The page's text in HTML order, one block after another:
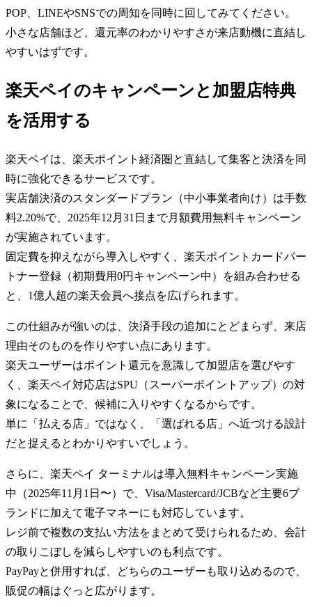
POP、LINEやSNSでの周知を同時に回してみてください。
小さな店舗ほど、還元率のわかりやすさが来店動機に直結し
やすいはずです。
楽天ペイのキャンペーンと加盟店特典
を活用する
楽天ペイは、楽天ポイント経済圏と直結して集客と決済を同
時に強化できるサービスです。
実店舗決済のスタンダードプラン（中小事業者向け）は手数
料2.20%で、2025年12月31日まで月額費用無料キャンペーン
が実施されています。
固定費を抑えながら導入しやすく、楽天ポイントカードパー
トナー登録（初期費用0円キャンペーン中）を組み合わせる
と、1億人超の楽天会員へ接点を広げられます。
この仕組みが強いのは、決済手段の追加にとどまらず、来店
理由そのものを作りやすい点にあります。
楽天ユーザーはポイント還元を意識して加盟店を選びやす
く、楽天ペイ対応店はSPU（スーパーポイントアップ）の対
象になることで、候補に入りやすくなるからです。
単に「払える店」ではなく、「選ばれる店」へ近づける設計
だと捉えるとわかりやすいでしょう。
さらに、楽天ペイ ターミナルは導入無料キャンペーン実施
中（2025年11月1日〜）で、Visa/Mastercard/JCBなど主要6ブ
ランドに加えて電子マネーにも対応しています。
レジ前で複数の支払い方法をまとめて受けられるため、会計
の取りこぼしを減らしやすいのも利点です。
PayPayと併用すれば、どちらのユーザーも取り込めるので、
販促の幅はぐっと広がります。